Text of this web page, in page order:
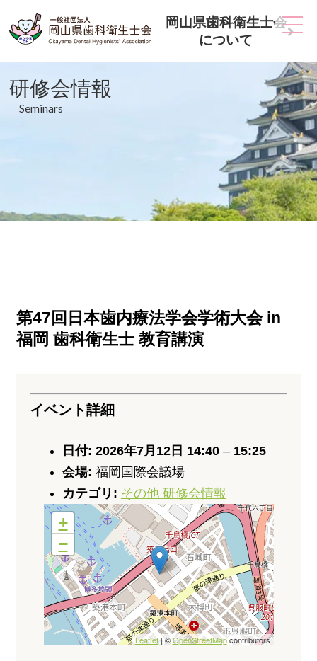
岡山県歯科衛生士会
について
研修会情報
Seminars
第47回日本歯内療法学会学術大会 in
福岡 歯科衛生士 教育講演
イベント詳細
日付: 2026年7月12日 14:40– 15:25
会場: 福岡国際会議場
カテゴリ: その他 研修会情報
+
−
Leaflet| ©OpenStreetMapcontributors